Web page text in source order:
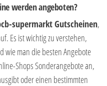
werden angeboten?
supermarkt Gutscheinen,
Es ist wichtig zu verstehen,
wie man die besten Angebote
Shops Sonderangebote an,
oder einen bestimmten